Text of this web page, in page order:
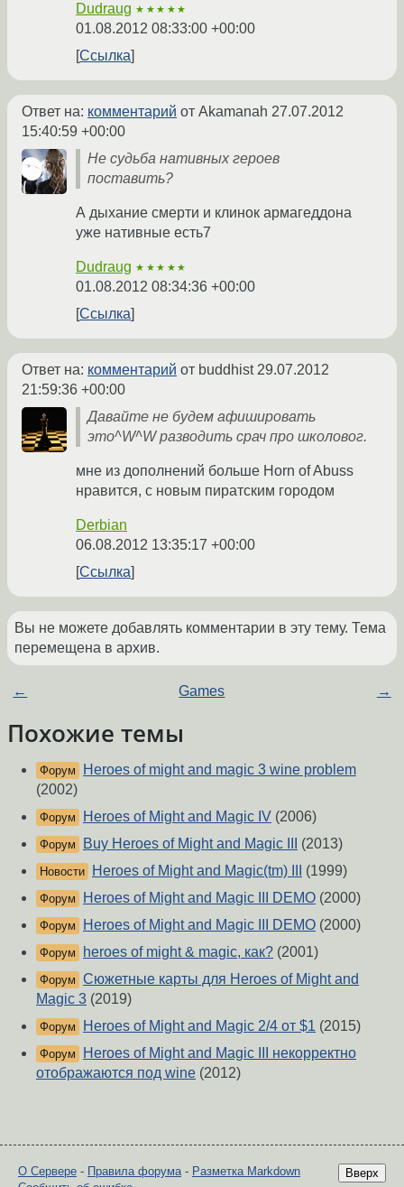
Dudraug ★★★★★
01.08.2012 08:33:00 +00:00
Ссылка
Ответ на: комментарий от Akamanah 27.07.2012
15:40:59 +00:00
Не судьба нативных героев
поставить?
А дыхание смерти и клинок армагеддона
уже нативные есть7
Dudraug ★★★★★
01.08.2012 08:34:36 +00:00
Ссылка
Ответ на: комментарий от buddhist 29.07.2012
21:59:36 +00:00
Давайте не будем афишировать
это^W^W разводить срач про школовог.
мне из дополнений больше Horn of Abuss
нравится, с новым пиратским городом
Derbian
06.08.2012 13:35:17 +00:00
Ссылка
Вы не можете добавлять комментарии в эту тему. Тема
перемещена в архив.
← Games →
Похожие темы
Форум
Heroes of might and magic 3 wine problem
(2002)
Форум Heroes of Might and Magic IV (2006)
Форум Buy Heroes of Might and Magic III (2013)
Новости Heroes of Might and Magic(tm) III (1999)
Форум Heroes of Might and Magic III DEMO (2000)
Форум Heroes of Might and Magic III DEMO (2000)
Форум heroes of might & magic, как? (2001)
Форум Сюжетные карты для Heroes of Might and
Magic 3 (2019)
Форум Heroes of Might and Magic 2/4 от $1 (2015)
Форум
Heroes of Might and Magic III некорректно
отображаются под wine (2012)
Вверх
О Сервере - Правила форума - Разметка Markdown